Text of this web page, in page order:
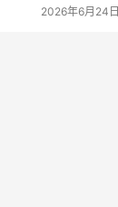
2026年6月24日